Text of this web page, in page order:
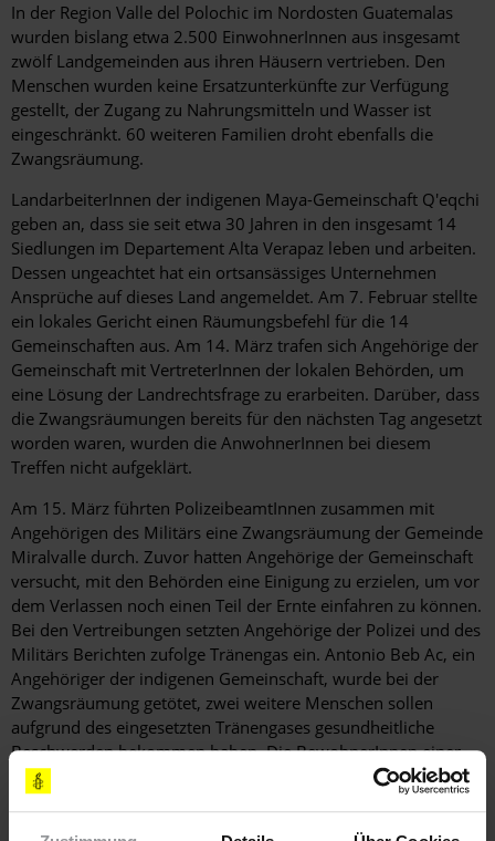
In der Region Valle del Polochic im Nordosten Guatemalas
wurden bislang etwa 2.500 EinwohnerInnen aus insgesamt
zwölf Landgemeinden aus ihren Häusern vertrieben. Den
Menschen wurden keine Ersatzunterkünfte zur Verfügung
gestellt, der Zugang zu Nahrungsmitteln und Wasser ist
eingeschränkt. 60 weiteren Familien droht ebenfalls die
Zwangsräumung.
LandarbeiterInnen der indigenen Maya-Gemeinschaft Q'eqchi
geben an, dass sie seit etwa 30 Jahren in den insgesamt 14
Siedlungen im Departement Alta Verapaz leben und arbeiten.
Dessen ungeachtet hat ein ortsansässiges Unternehmen
Ansprüche auf dieses Land angemeldet. Am 7. Februar stellte
ein lokales Gericht einen Räumungsbefehl für die 14
Gemeinschaften aus. Am 14. März trafen sich Angehörige der
Gemeinschaft mit VertreterInnen der lokalen Behörden, um
eine Lösung der Landrechtsfrage zu erarbeiten. Darüber, dass
die Zwangsräumungen bereits für den nächsten Tag angesetzt
worden waren, wurden die AnwohnerInnen bei diesem
Treffen nicht aufgeklärt.
Am 15. März führten PolizeibeamtInnen zusammen mit
Angehörigen des Militärs eine Zwangsräumung der Gemeinde
Miralvalle durch. Zuvor hatten Angehörige der Gemeinschaft
versucht, mit den Behörden eine Einigung zu erzielen, um vor
dem Verlassen noch einen Teil der Ernte einfahren zu können.
Bei den Vertreibungen setzten Angehörige der Polizei und des
Militärs Berichten zufolge Tränengas ein. Antonio Beb Ac, ein
Angehöriger der indigenen Gemeinschaft, wurde bei der
Zwangsräumung getötet, zwei weitere Menschen sollen
aufgrund des eingesetzten Tränengases gesundheitliche
Beschwerden bekommen haben. Die BewohnerInnen einer
weiteren Gemeinde, Agua Caliente, wurden ebenfalls am 15.
März vertrieben. Einen Tag später, am 16. März, räumten die